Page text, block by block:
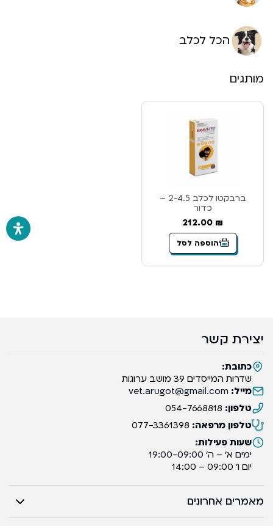
הכל לכלב
מותגים
ברבקטו לכלב 2-4.5 –
כדור
212.00 ₪
הוספה לסל
יצירת קשר
כתובת:
שדרות המייסדים 39 מושב ערוגות
מייל: vet.arugot@gmail.com
טלפון: 054-7668818
טלפון מרפאה: 077-3361398
שעות פעילות:
ימים א’ – ה’ 19:00-09:00
יום ו’ 09:00 – 14:00
מאמרים אחרונים